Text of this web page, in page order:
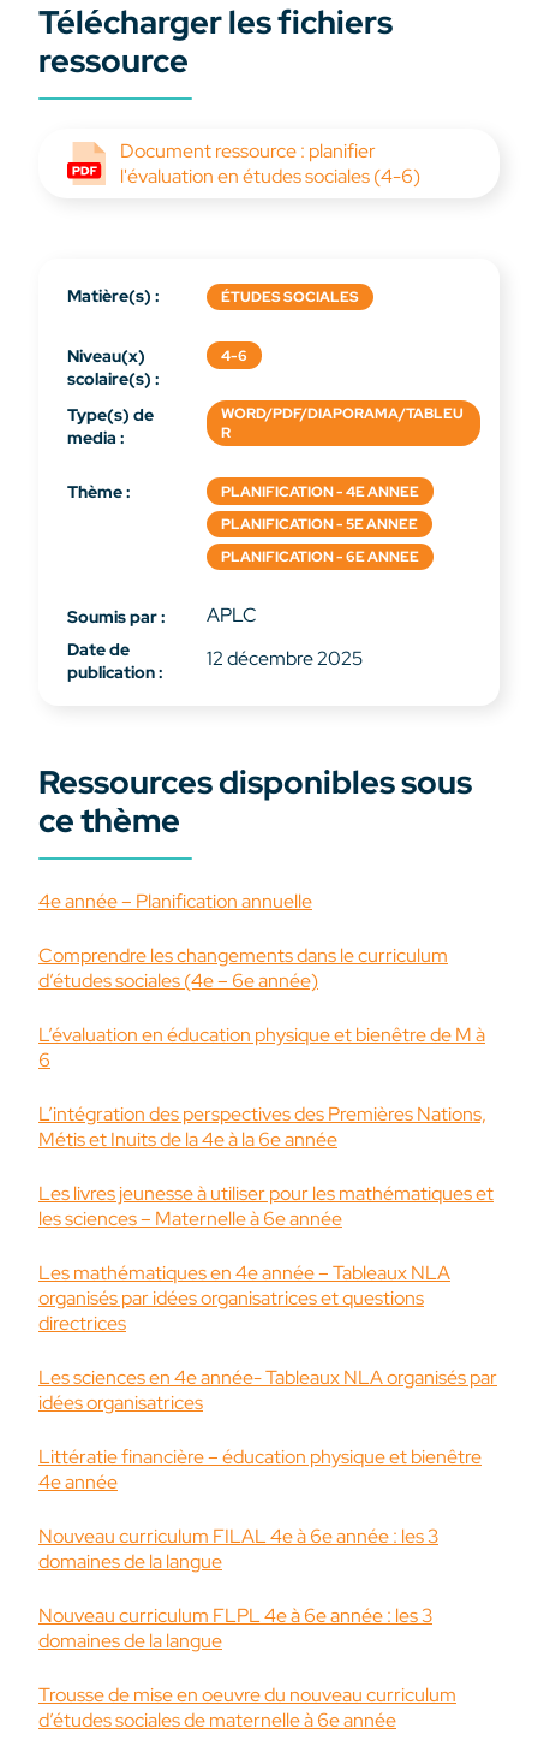
Télécharger les fichiers
ressource
Document ressource : planifier
l'évaluation en études sociales (4-6)
Matière(s) : ÉTUDES SOCIALES
Niveau(x)
scolaire(s) :
4-6
Type(s) de
media :
WORD/PDF/DIAPORAMA/TABLEU
R
Thème :
PLANIFICATION - 4E ANNEE
PLANIFICATION - 5E ANNEE
PLANIFICATION - 6E ANNEE
Soumis par : APLC
Date de
publication :
12 décembre 2025
Ressources disponibles sous
ce thème
4e année – Planification annuelle
Comprendre les changements dans le curriculum
d’études sociales (4e – 6e année)
L’évaluation en éducation physique et bienêtre de M à
6
L’intégration des perspectives des Premières Nations,
Métis et Inuits de la 4e à la 6e année
Les livres jeunesse à utiliser pour les mathématiques et
les sciences – Maternelle à 6e année
Les mathématiques en 4e année – Tableaux NLA
organisés par idées organisatrices et questions
directrices
Les sciences en 4e année- Tableaux NLA organisés par
idées organisatrices
Littératie financière – éducation physique et bienêtre
4e année
Nouveau curriculum FILAL 4e à 6e année : les 3
domaines de la langue
Nouveau curriculum FLPL 4e à 6e année : les 3
domaines de la langue
Trousse de mise en oeuvre du nouveau curriculum
d’études sociales de maternelle à 6e année